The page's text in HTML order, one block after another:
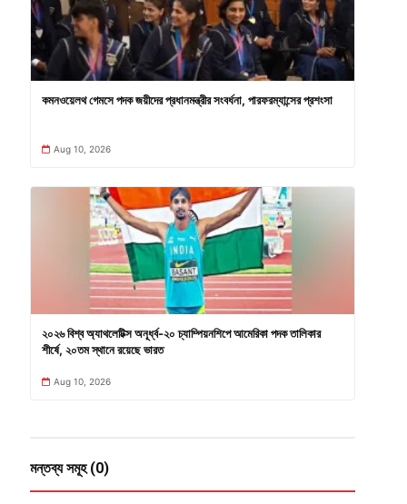
কমনওয়েলথ গেমসে পদক জয়ীদের প্রধানমন্ত্রীর সংবর্ধনা, পারফরম্যান্সের প্রশংসা
Aug 10, 2026
২০২৬ বিশ্ব অ্যাথলেটিক্স অনূর্ধ্ব-২০ চ্যাম্পিয়নশিপে আমেরিকা পদক তালিকার
শীর্ষে, ২০তম স্থানে রয়েছে ভারত
Aug 10, 2026
মন্তব্য সমূহ (0)